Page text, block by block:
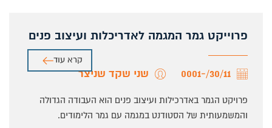
פרוייקט גמר המגמה לאדריכלות ועיצוב פנים
30/11/-0001 שני שקד שניצר
פרויקט הגמר באדרכילות ועיצוב פנים הוא העבודה הגדולה
והמשמעותית של הסטודנט במגמה עם גמר הלימודים.
קרא עוד